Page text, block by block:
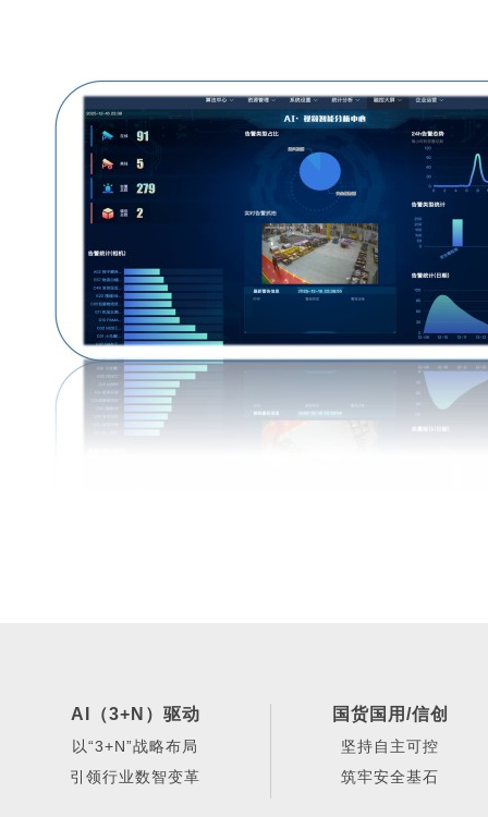
AI（3+N）驱动
以“3+N”战略布局
引领行业数智变革
国货国用/信创
坚持自主可控
筑牢安全基石